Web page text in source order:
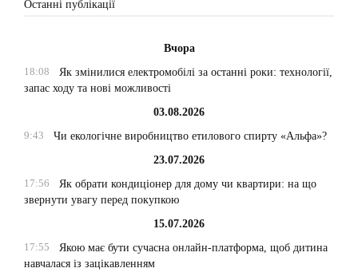
Останні публікації
Вчора
18:08
Як змінилися електромобілі за останні роки: технології,
запас ходу та нові можливості
03.08.2026
9:43
Чи екологічне виробництво етилового спирту «Альфа»?
23.07.2026
17:56
Як обрати кондиціонер для дому чи квартири: на що
звернути увагу перед покупкою
15.07.2026
17:55
Якою має бути сучасна онлайн-платформа, щоб дитина
навчалася із зацікавленням